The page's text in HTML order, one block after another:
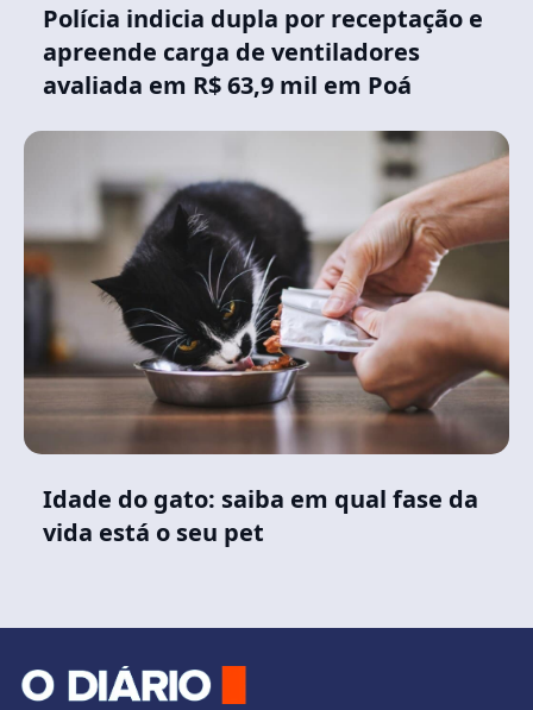
Polícia indicia dupla por receptação e
apreende carga de ventiladores
avaliada em R$ 63,9 mil em Poá
Idade do gato: saiba em qual fase da
vida está o seu pet